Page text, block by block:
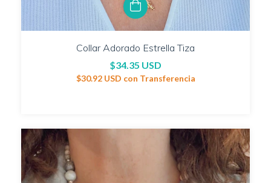
Collar Adorado Estrella Tiza
$34.35 USD
$30.92 USD con Transferencia